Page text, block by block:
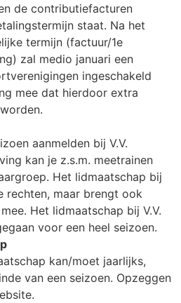
de contributiefacturen
staat. Na het
termijn (factuur/1e
zal medio januari een
ingeschakeld
mee dat hierdoor extra
aanmelden bij V.V.
kan je z.s.m. meetrainen
Het lidmaatschap bij
rechten, maar brengt ook
Het lidmaatschap bij V.V.
voor een heel seizoen.
kan/moet jaarlijks,
van een seizoen. Opzeggen